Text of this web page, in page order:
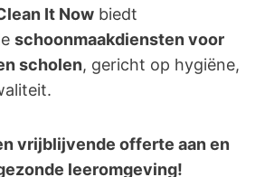
It Now biedt
schoonmaakdiensten voor
scholen, gericht op hygiëne,
vrijblijvende offerte aan en
leeromgeving!